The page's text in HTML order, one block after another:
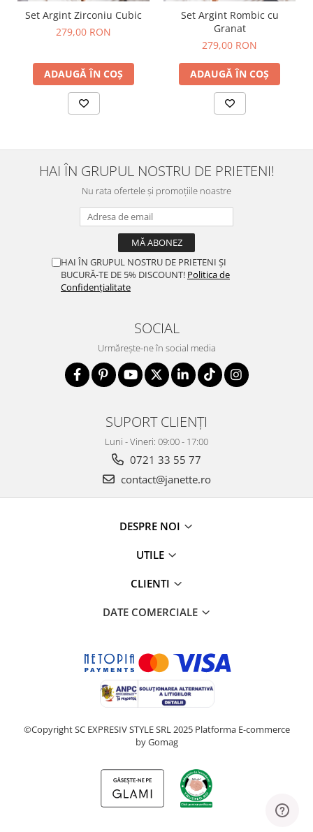
Set Argint Zirconiu Cubic
279,00 RON
ADAUGĂ ÎN COȘ
Set Argint Rombic cu
Granat
279,00 RON
ADAUGĂ ÎN COȘ
HAI ÎN GRUPUL NOSTRU DE PRIETENI!
Nu rata ofertele și promoțiile noastre
HAI ÎN GRUPUL NOSTRU DE PRIETENI ȘI
BUCURĂ-TE DE 5% DISCOUNT! Politica de
Confidențialitate
SOCIAL
Urmărește-ne în social media
SUPORT CLIENȚI
Luni - Vineri: 09:00 - 17:00
0721 33 55 77
contact@janette.ro
DESPRE NOI
UTILE
CLIENTI
DATE COMERCIALE
©Copyright SC EXPRESIV STYLE SRL 2025 Platforma E-commerce
by Gomag